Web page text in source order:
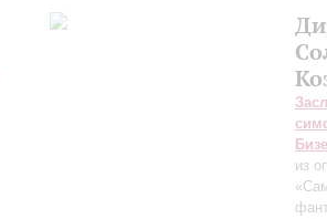
Бизе
из